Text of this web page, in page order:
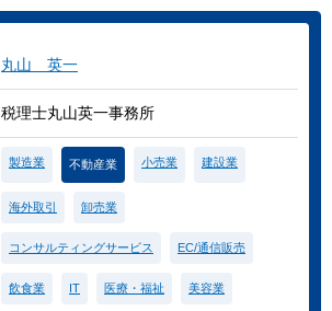
丸山 英一
税理士丸山英一事務所
製造業 不動産業 小売業 建設業
海外取引 卸売業
コンサルティングサービス EC/通信販売
飲食業 IT 医療・福祉 美容業